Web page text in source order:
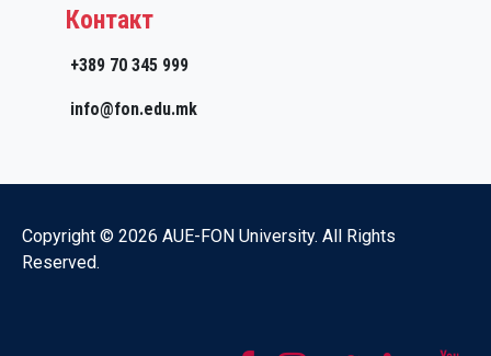
Контакт
+389 70 345 999
info@fon.edu.mk
Copyright © 2026 AUE-FON University. All Rights
Reserved.